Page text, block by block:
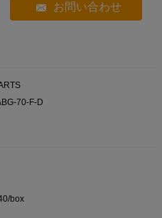
お問い合わせ
70-F-D
box